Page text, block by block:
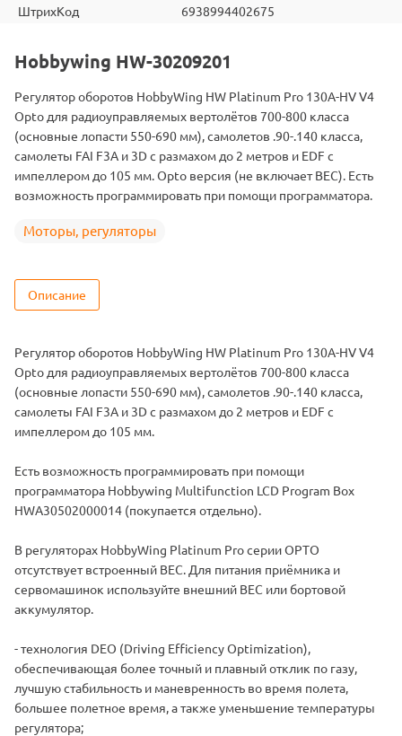
ШтрихКод
6938994402675
Hobbywing HW-30209201
Регулятор оборотов HobbyWing HW Platinum Pro 130A-HV V4
Opto для радиоуправляемых вертолётов 700-800 класса
(основные лопасти 550-690 мм), самолетов .90-.140 класса,
самолеты FAI F3A и 3D с размахом до 2 метров и EDF с
импеллером до 105 мм. Opto версия (не включает BEC). Есть
возможность программировать при помощи программатора.
Моторы, регуляторы
Описание
Регулятор оборотов HobbyWing HW Platinum Pro 130A-HV V4
Opto для радиоуправляемых вертолётов 700-800 класса
(основные лопасти 550-690 мм), самолетов .90-.140 класса,
самолеты FAI F3A и 3D с размахом до 2 метров и EDF с
импеллером до 105 мм.
Есть возможность программировать при помощи
программатора Hobbywing Multifunction LCD Program Box
HWA30502000014 (покупается отдельно).
В регуляторах HobbyWing Platinum Pro серии OPTO
отсутствует встроенный BEC. Для питания приёмника и
сервомашинок используйте внешний BEC или бортовой
аккумулятор.
- технология DEO (Driving Efficiency Optimization),
обеспечивающая более точный и плавный отклик по газу,
лучшую стабильность и маневренность во время полета,
большее полетное время, а также уменьшение температуры
регулятора;